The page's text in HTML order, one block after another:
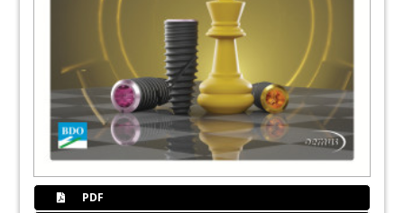
PDF